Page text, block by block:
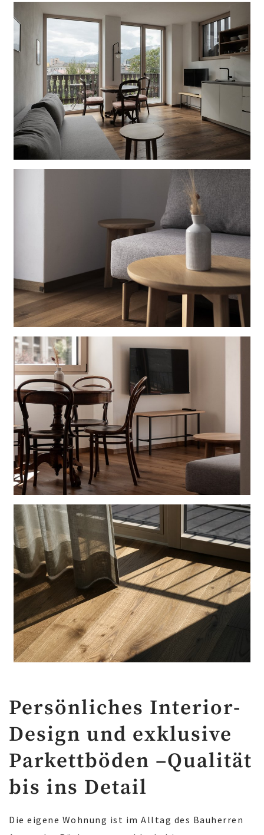
Persönliches Interior-
Design und exklusive
Parkettböden –Qualität
bis ins Detail
Die eigene Wohnung ist im Alltag des Bauherren